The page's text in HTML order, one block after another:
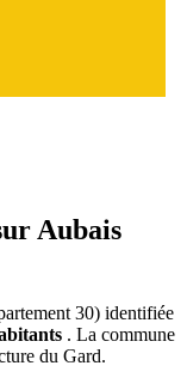
Aubais
30) identifiée
. La commune
du Gard.